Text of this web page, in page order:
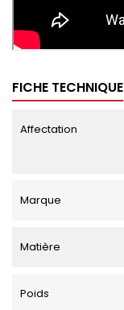
FICHE TECHNIQUE
Affectation
Marque
Matière
Poids